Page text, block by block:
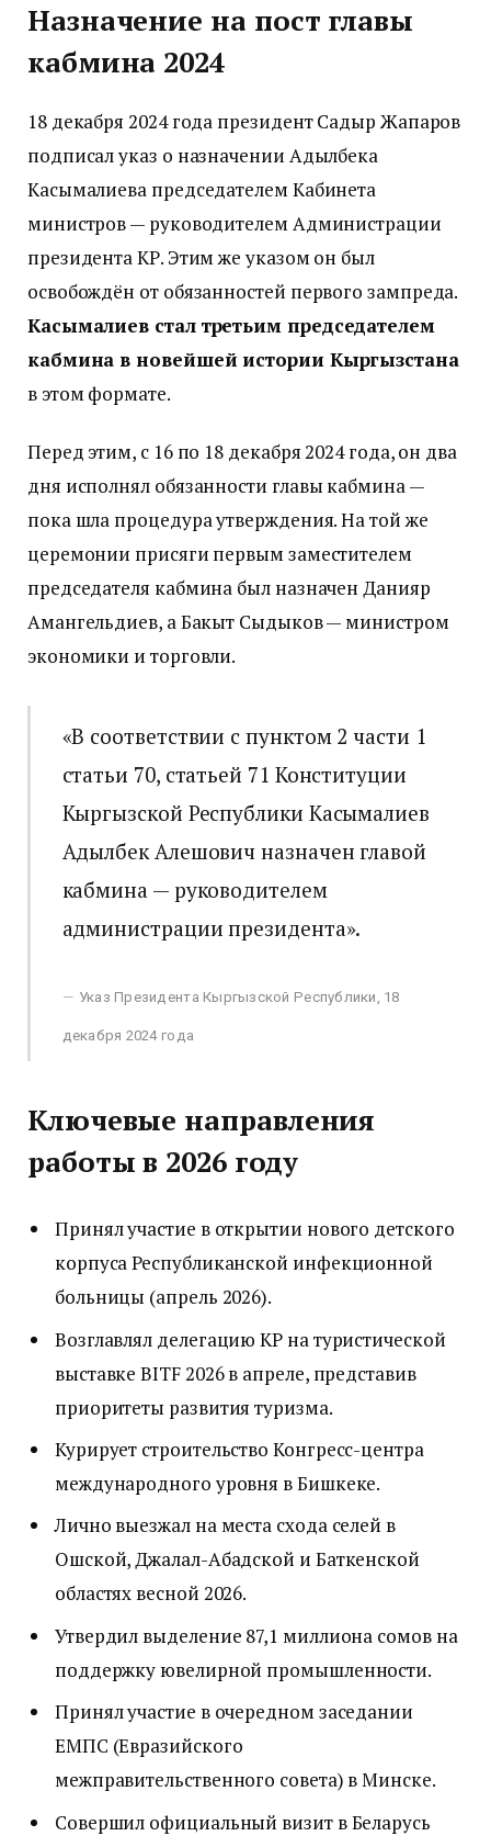
Назначение на пост главы
кабмина 2024
18 декабря 2024 года президент Садыр Жапаров
подписал указ о назначении Адылбека
Касымалиева председателем Кабинета
министров — руководителем Администрации
президента КР. Этим же указом он был
освобождён от обязанностей первого зампреда.
Касымалиев стал третьим председателем
кабмина в новейшей истории Кыргызстана
в этом формате.
Перед этим, с 16 по 18 декабря 2024 года, он два
дня исполнял обязанности главы кабмина —
пока шла процедура утверждения. На той же
церемонии присяги первым заместителем
председателя кабмина был назначен Данияр
Амангельдиев, а Бакыт Сыдыков — министром
экономики и торговли.
«В соответствии с пунктом 2 части 1
статьи 70, статьей 71 Конституции
Кыргызской Республики Касымалиев
Адылбек Алешович назначен главой
кабмина — руководителем
администрации президента».
Указ Президента Кыргызской Республики, 18
декабря 2024 года
Ключевые направления
работы в 2026 году
Принял участие в открытии нового детского
корпуса Республиканской инфекционной
больницы (апрель 2026).
Возглавлял делегацию КР на туристической
выставке BITF 2026 в апреле, представив
приоритеты развития туризма.
Курирует строительство Конгресс-центра
международного уровня в Бишкеке.
Лично выезжал на места схода селей в
Ошской, Джалал-Абадской и Баткенской
областях весной 2026.
Утвердил выделение 87,1 миллиона сомов на
поддержку ювелирной промышленности.
Принял участие в очередном заседании
ЕМПС (Евразийского
межправительственного совета) в Минске.
Совершил официальный визит в Беларусь